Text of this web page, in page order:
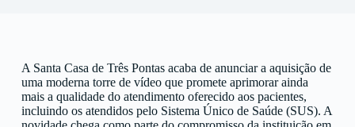
A Santa Casa de Três Pontas acaba de anunciar a aquisição de
uma moderna torre de vídeo que promete aprimorar ainda
mais a qualidade do atendimento oferecido aos pacientes,
incluindo os atendidos pelo Sistema Único de Saúde (SUS). A